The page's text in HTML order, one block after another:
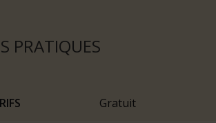
PRATIQUES
Gratuit